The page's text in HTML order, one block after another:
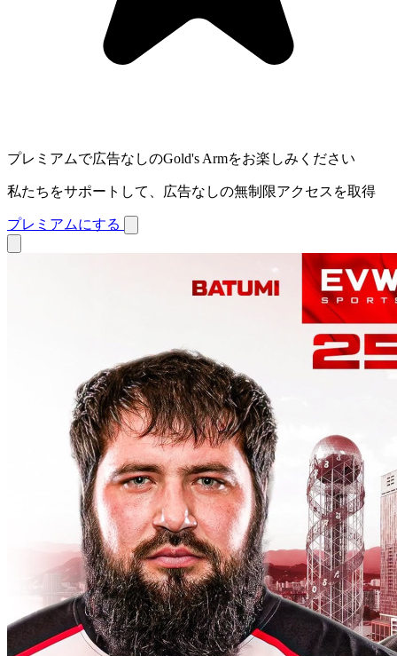
プレミアムで広告なしのGold's Armをお楽しみください
私たちをサポートして、広告なしの無制限アクセスを取得
プレミアムにする